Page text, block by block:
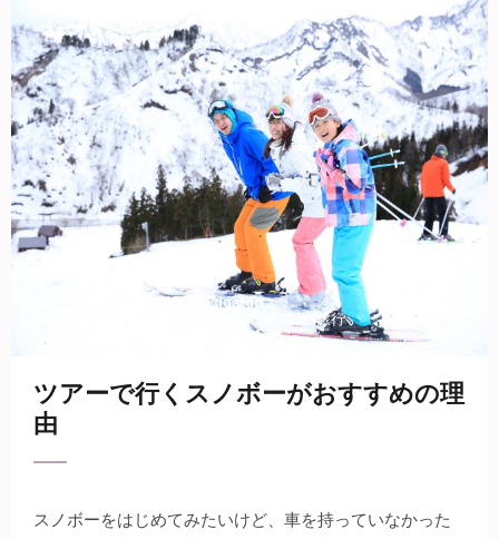
Edgardo
スノボ ・ 旅行
ツアーで行くスノボーがおすすめの理
由
スノボーをはじめてみたいけど、車を持っていなかった